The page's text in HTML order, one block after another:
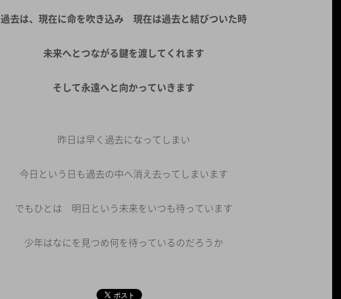
過去は、現在に命を吹き込み 現在は過去と結びついた時
未来へとつながる鍵を渡してくれます
そして永遠へと向かっていきます
昨日は早く過去になってしまい
今日という日も過去の中へ消え去ってしまいます
でもひとは 明日という未来をいつも待っています
少年はなにを見つめ何を待っているのだろうか